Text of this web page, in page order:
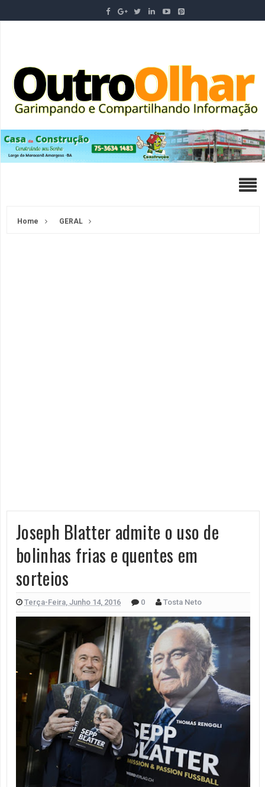
Home GERAL
Joseph Blatter admite o uso de
bolinhas frias e quentes em
sorteios
Terça-Feira, Junho 14, 2016 0 Tosta Neto